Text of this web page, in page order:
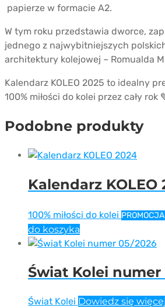
papierze w formacie A2.
W tym roku przedstawia dworce,
jednego z najwybitniejszych
architektury kolejowej – Romualda
Kalendarz KOLEO 2025 to idealny
100% miłości do kolei przez cały rok
Podobne produkty
Kalendarz KOLEO
100% miłości do kolei
do koszyka
Świat Kolei numer
Świat Kolei Dowiedz się więcej